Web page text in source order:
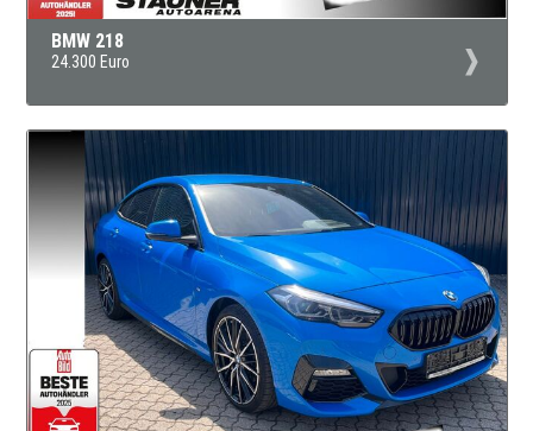
BMW 218
24.300 Euro